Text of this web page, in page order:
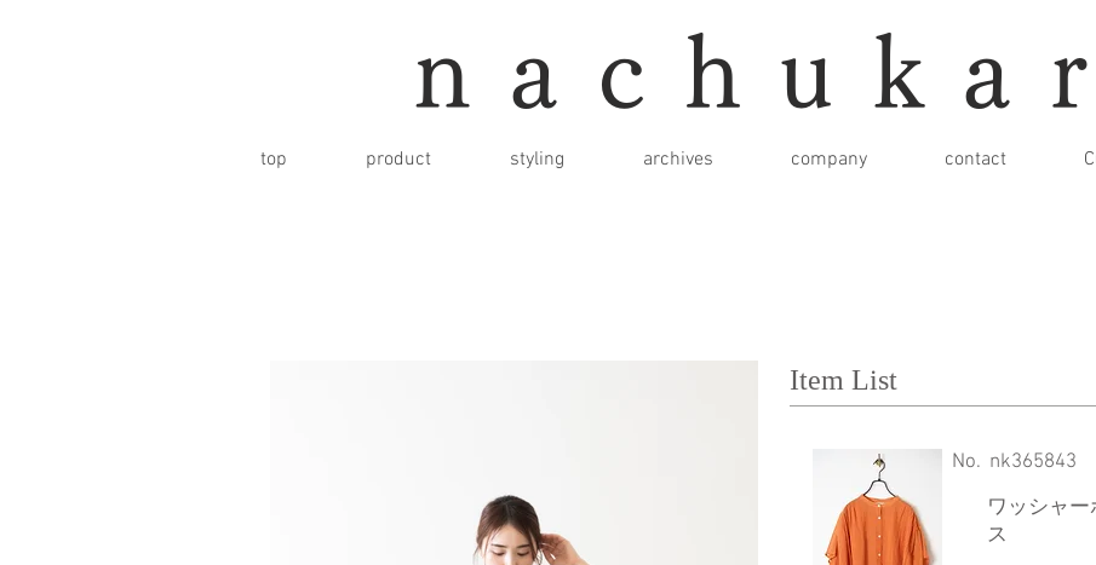
top product styling archives company contact
Item List
​No. nk365843
ワッシャ
ス